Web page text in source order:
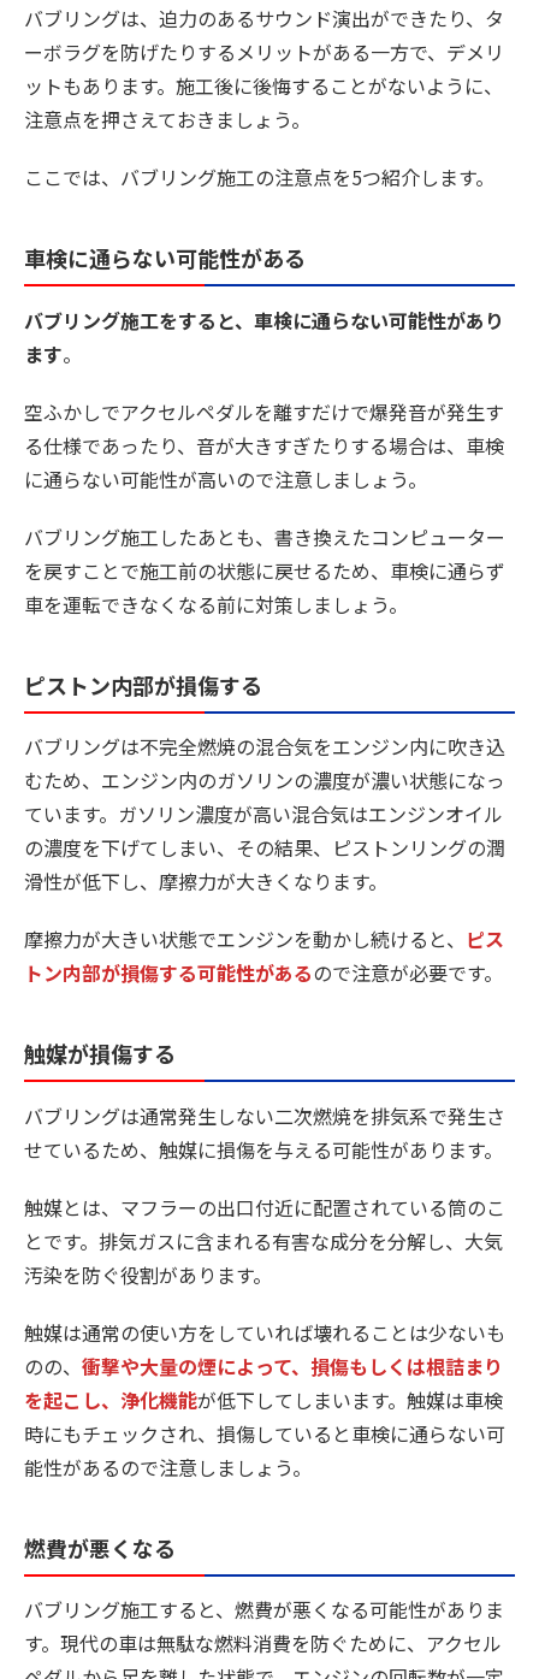
バブリングは、迫力のあるサウンド演出ができたり、タ
ーボラグを防げたりするメリットがある一方で、デメリ
ットもあります。施工後に後悔することがないように、
注意点を押さえておきましょう。
ここでは、バブリング施工の注意点を5つ紹介します。
車検に通らない可能性がある
バブリング施工をすると、車検に通らない可能性があり
ます。
空ふかしでアクセルペダルを離すだけで爆発音が発生す
る仕様であったり、音が大きすぎたりする場合は、車検
に通らない可能性が高いので注意しましょう。
バブリング施工したあとも、書き換えたコンピューター
を戻すことで施工前の状態に戻せるため、車検に通らず
車を運転できなくなる前に対策しましょう。
ピストン内部が損傷する
バブリングは不完全燃焼の混合気をエンジン内に吹き込
むため、エンジン内のガソリンの濃度が濃い状態になっ
ています。ガソリン濃度が高い混合気はエンジンオイル
の濃度を下げてしまい、その結果、ピストンリングの潤
滑性が低下し、摩擦力が大きくなります。
摩擦力が大きい状態でエンジンを動かし続けると、 ピス
トン内部が損傷する可能性があるので注意が必要です。
触媒が損傷する
バブリングは通常発生しない二次燃焼を排気系で発生さ
せているため、触媒に損傷を与える可能性があります。
触媒とは、マフラーの出口付近に配置されている筒のこ
とです。排気ガスに含まれる有害な成分を分解し、大気
汚染を防ぐ役割があります。
触媒は通常の使い方をしていれば壊れることは少ないも
のの、 衝撃や大量の煙によって、損傷もしくは根詰まり
を起こし、浄化機能が低下してしまいます。触媒は車検
時にもチェックされ、損傷していると車検に通らない可
能性があるので注意しましょう。
燃費が悪くなる
バブリング施工すると、燃費が悪くなる可能性がありま
す。現代の車は無駄な燃料消費を防ぐために、アクセル